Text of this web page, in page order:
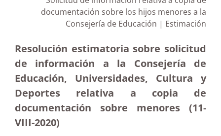
documentación sobre los hijos menores a la
Consejería de Educación | Estimación
Resolución estimatoria sobre solicitud
de información a la Consejería de
Educación, Universidades, Cultura y
Deportes relativa a copia de
documentación sobre menores (11-
VIII-2020)